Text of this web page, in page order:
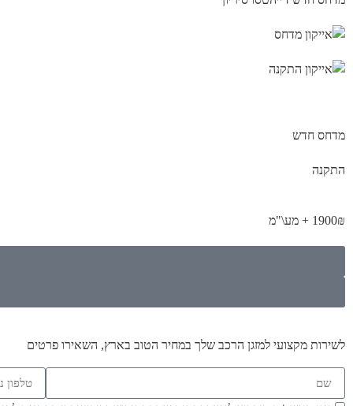
מדחס חדש
התקנה
1900₪ + מע\"מ
לשירות מקצועי למזגן הרכב שלך במחיר הטוב בארץ, השאירו פרטים